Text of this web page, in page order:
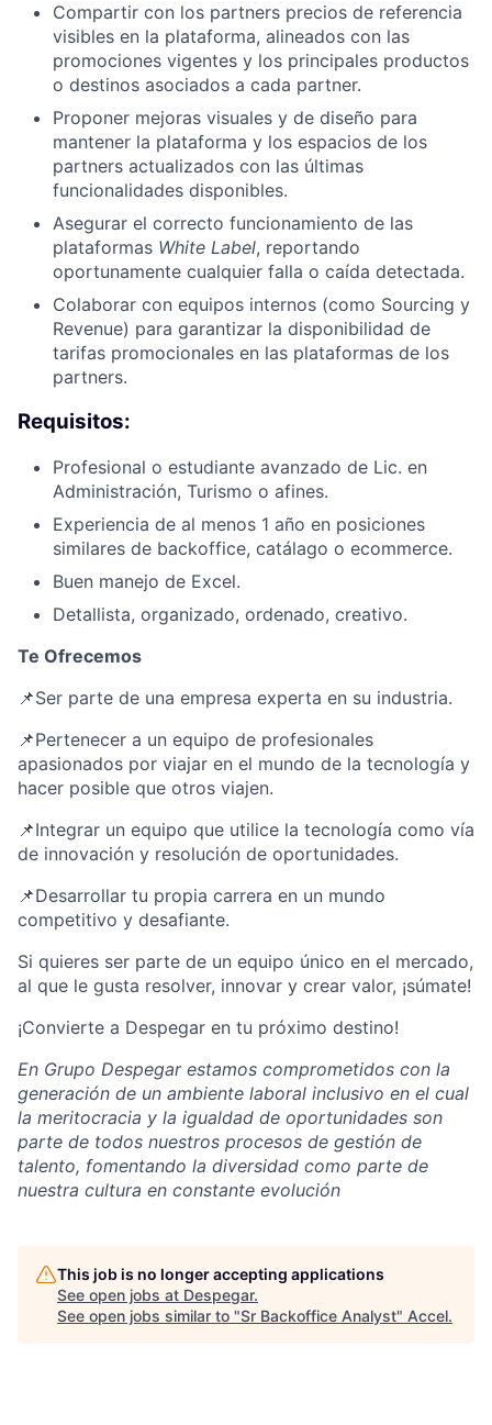
Compartir con los partners precios de referencia
visibles en la plataforma, alineados con las
promociones vigentes y los principales productos
o destinos asociados a cada partner.
Proponer mejoras visuales y de diseño para
mantener la plataforma y los espacios de los
partners actualizados con las últimas
funcionalidades disponibles.
Asegurar el correcto funcionamiento de las
plataformas White Label, reportando
oportunamente cualquier falla o caída detectada.
Colaborar con equipos internos (como Sourcing y
Revenue) para garantizar la disponibilidad de
tarifas promocionales en las plataformas de los
partners.
Requisitos:
Profesional o estudiante avanzado de Lic. en
Administración, Turismo o afines.
Experiencia de al menos 1 año en posiciones
similares de backoffice, catálago o ecommerce.
Buen manejo de Excel.
Detallista, organizado, ordenado, creativo.
Te Ofrecemos
📌Ser parte de una empresa experta en su industria.
📌Pertenecer a un equipo de profesionales
apasionados por viajar en el mundo de la tecnología y
hacer posible que otros viajen.
📌Integrar un equipo que utilice la tecnología como vía
de innovación y resolución de oportunidades.
📌Desarrollar tu propia carrera en un mundo
competitivo y desafiante.
Si quieres ser parte de un equipo único en el mercado,
al que le gusta resolver, innovar y crear valor, ¡súmate!
¡Convierte a Despegar en tu próximo destino!
En Grupo Despegar estamos comprometidos con la
generación de un ambiente laboral inclusivo en el cual
la meritocracia y la igualdad de oportunidades son
parte de todos nuestros procesos de gestión de
talento, fomentando la diversidad como parte de
nuestra cultura en constante evolución
This job is no longer accepting applications
See open jobs at Despegar.
See open jobs similar to "Sr Backoffice Analyst" Accel.